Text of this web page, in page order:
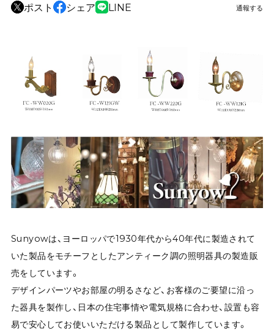
ポスト シェア LINE 通報する
Sunyowは、ヨーロッパで1930年代から40年代に製造されて
いた製品をモチーフとしたアンティーク調の照明器具の製造販
売をしています。
デザインパーツやお部屋の明るさなど、お客様のご要望に沿っ
た器具を製作し、日本の住宅事情や電気規格に合わせ、設置も容
易で安心してお使いいただける製品として製作しています。